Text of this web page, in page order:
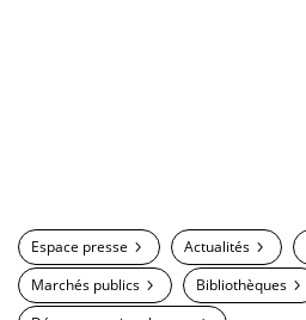
Espace presse Actualités
Marchés publics
Bibliothèques